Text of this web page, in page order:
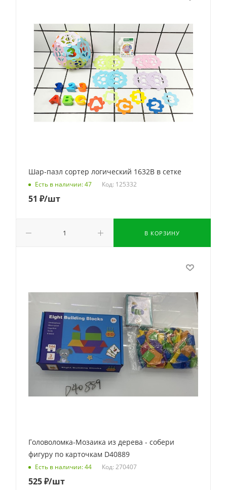
Шар-пазл сортер логический 1632B в сетке
Есть в наличии: 47 Код: 125332
51 ₽/шт
В КОРЗИНУ
Головоломка-Мозаика из дерева - собери
фигуру по карточкам D40889
Есть в наличии: 44 Код: 270407
525₽/шт